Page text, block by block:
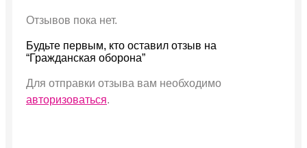
Отзывов пока нет.
Будьте первым, кто оставил отзыв на
“Гражданская оборона”
Для отправки отзыва вам необходимо
авторизоваться.